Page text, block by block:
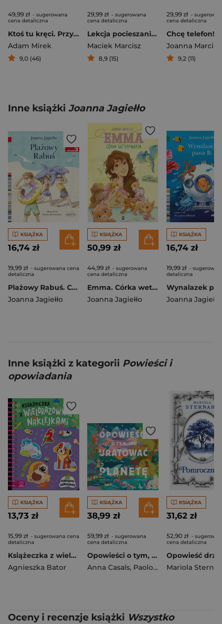
49,99 zł - sugerowana
cena detaliczna
Ktoś tu kręci. Przygoda naukowo-detektywistyczna
Adam Mirek
9,0 (46)
29,99 zł - sugerowana
cena detaliczna
Lekcja pocieszania. Przedszkole przytulanek
Maciek Marcisz
8,9 (15)
29,99 zł -
cena detaliczna
9,2 (11)
Inne książki Joanna Jagiełło
KSIĄŻKA
16,74 zł
19,99 zł - sugerowana cena
detaliczna
Plażowy Rabuś. Czytam sobie. Poziom 3
Joanna Jagiełło
KSIĄŻKA
50,99 zł
44,99 zł - sugerowana
cena detaliczna
Emma. Córka weterynarza. Emma, Tom 1
Joanna Jagiełło
KSIĄŻKA
16,74 zł
19,99 zł -
detaliczna
Joanna Jagiełło
Inne książki z kategorii Powieści i
opowiadania
KSIĄŻKA
13,73 zł
15,99 zł - sugerowana cena
detaliczna
Książeczka z wielorazowymi naklejkami. W domu. Naklejam, odklejam!
Agnieszka Bator
KSIĄŻKA
38,99 zł
59,99 zł - sugerowana
cena detaliczna
Opowieści o tym, jak uratować planetę
Anna Casals, Paolo Ferri
KSIĄŻKA
31,62 zł
52,90 zł -
cena detaliczna
Mariola
Oceny i recenzje książki Wszystko